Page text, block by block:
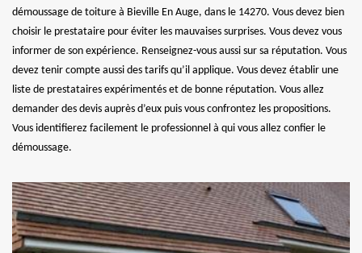
démoussage de toiture à Bieville En Auge, dans le 14270. Vous devez bien
choisir le prestataire pour éviter les mauvaises surprises. Vous devez vous
informer de son expérience. Renseignez-vous aussi sur sa réputation. Vous
devez tenir compte aussi des tarifs qu’il applique. Vous devez établir une
liste de prestataires expérimentés et de bonne réputation. Vous allez
demander des devis auprès d’eux puis vous confrontez les propositions.
Vous identifierez facilement le professionnel à qui vous allez confier le
démoussage.